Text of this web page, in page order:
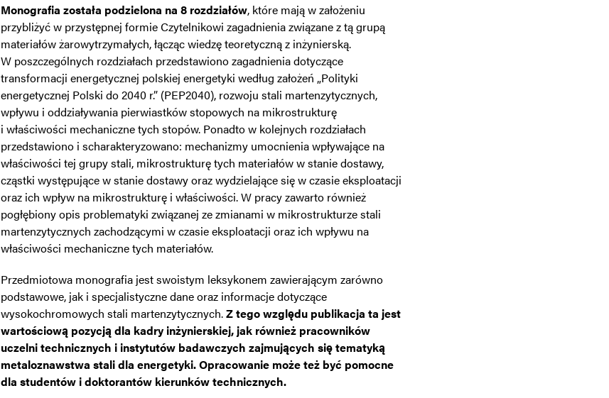
Monografia została podzielona na 8 rozdziałów, które mają w założeniu
przybliżyć w przystępnej formie Czytelnikowi zagadnienia związane z tą grupą
materiałów żarowytrzymałych, łącząc wiedzę teoretyczną z inżynierską.
W poszczególnych rozdziałach przedstawiono zagadnienia dotyczące
transformacji energetycznej polskiej energetyki według założeń „Polityki
energetycznej Polski do 2040 r.” (PEP2040), rozwoju stali martenzytycznych,
wpływu i oddziaływania pierwiastków stopowych na mikrostrukturę
i właściwości mechaniczne tych stopów. Ponadto w kolejnych rozdziałach
przedstawiono i scharakteryzowano: mechanizmy umocnienia wpływające na
właściwości tej grupy stali, mikrostrukturę tych materiałów w stanie dostawy,
cząstki występujące w stanie dostawy oraz wydzielające się w czasie eksploatacji
oraz ich wpływ na mikrostrukturę i właściwości. W pracy zawarto również
pogłębiony opis problematyki związanej ze zmianami w mikrostrukturze stali
martenzytycznych zachodzącymi w czasie eksploatacji oraz ich wpływu na
właściwości mechaniczne tych materiałów.
Przedmiotowa monografia jest swoistym leksykonem zawierającym zarówno
podstawowe, jak i specjalistyczne dane oraz informacje dotyczące
wysokochromowych stali martenzytycznych.Z tego względu publikacja ta jest
wartościową pozycją dla kadry inżynierskiej, jak również pracowników
uczelni technicznych i instytutów badawczych zajmujących się tematyką
metaloznawstwa stali dla energetyki. Opracowanie może też być pomocne
dla studentów i doktorantów kierunków technicznych.